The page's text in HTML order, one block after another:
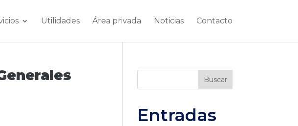
Utilidades Área privada Noticias Contacto
Buscar
Entradas